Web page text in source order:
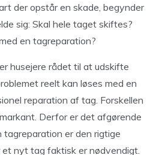
der opstår en skade, begynder
sig: Skal hele taget skiftes?
en tagreparation?
husejere rådet til at udskifte
reelt kan løses med en
reparation af tag. Forskellen
Derfor er det afgørende
er den rigtige
et nyt tag faktisk er nødvendigt.